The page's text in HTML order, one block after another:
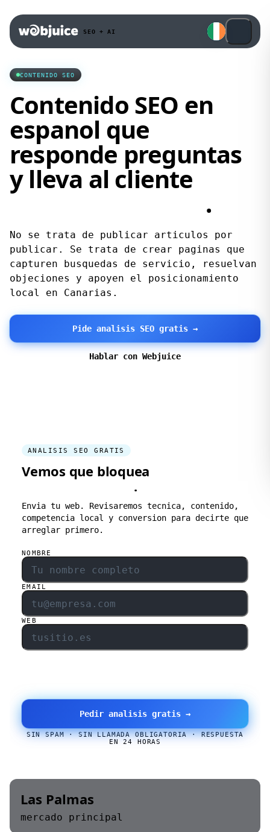
SEO + AI
CONTENIDO SEO
Contenido SEO en
espanol que
responde preguntas
y lleva al cliente
hacia el contacto .
No se trata de publicar articulos por
publicar. Se trata de crear paginas que
capturen busquedas de servicio, resuelvan
objeciones y apoyen el posicionamiento
local en Canarias.
Pide analisis SEO gratis →
Hablar con Webjuice
ANALISIS SEO GRATIS
Vemos que bloquea
.
Envia tu web. Revisaremos tecnica, contenido,
competencia local y conversion para decirte que
arreglar primero.
NOMBRE
EMAIL
WEB
Pedir analisis gratis →
SIN SPAM · SIN LLAMADA OBLIGATORIA · RESPUESTA
EN 24 HORAS
Las Palmas
mercado principal